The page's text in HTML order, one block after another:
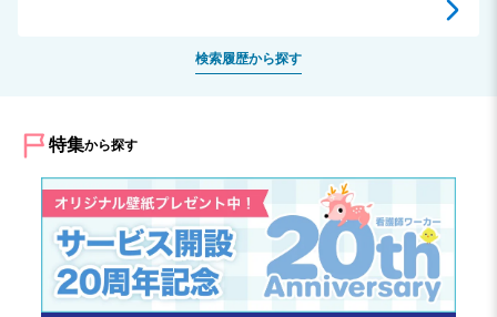
検索履歴から探す
特集から探す